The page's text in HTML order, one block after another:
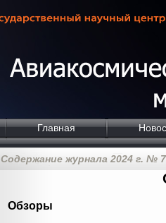
Главная
Содержание журнала 2024 г. № 7
Обзоры